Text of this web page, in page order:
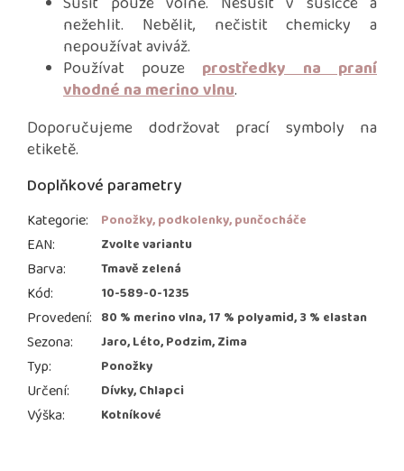
nežehlit. Nebělit, nečistit chemicky a
nepoužívat aviváž.
Používat pouze prostředky na praní
vhodné na merino vlnu.
Doporučujeme dodržovat prací symboly na
etiketě.
Doplňkové parametry
Kategorie: Ponožky, podkolenky, punčocháče
EAN: Zvolte variantu
Barva: Tmavě zelená
Kód: 10-589-0-1235
Provedení: 80 % merino vlna, 17 % polyamid, 3 % elastan
Sezona: Jaro, Léto, Podzim, Zima
Typ: Ponožky
Určení: Dívky, Chlapci
Výška: Kotníkové